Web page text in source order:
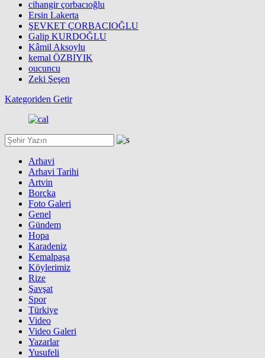
cihangir çorbacıoğlu
Ersin Lakerta
ŞEVKET ÇORBACIOĞLU
Galip KURDOĞLU
Kâmil Aksoylu
kemal ÖZBIYIK
oucuncu
Zeki Şeşen
Kategoriden Getir
Arhavi
Arhavi Tarihi
Artvin
Borçka
Foto Galeri
Genel
Gündem
Hopa
Karadeniz
Kemalpaşa
Köylerimiz
Rize
Şavşat
Spor
Türkiye
Video
Video Galeri
Yazarlar
Yusufeli